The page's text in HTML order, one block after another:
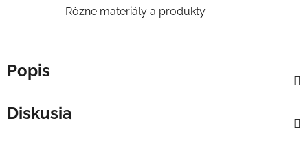
Rôzne materiály a produkty.
Popis
Diskusia